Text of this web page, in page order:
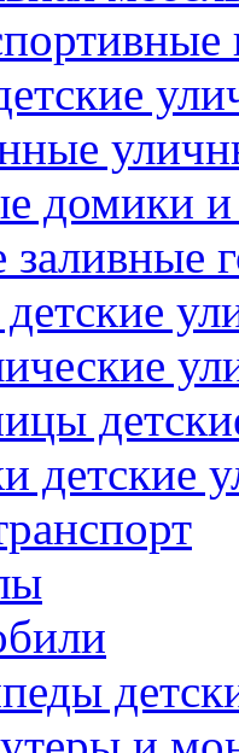
домики и
детские